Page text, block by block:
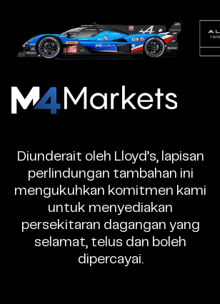
CFD
Diunderait oleh Lloyd’s, lapisan
perlindungan tambahan ini
mengukuhkan komitmen kami
untuk menyediakan
persekitaran dagangan yang
selamat, telus dan boleh
dipercayai.